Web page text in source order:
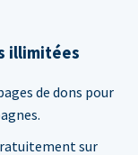
illimitées
de dons pour
sur